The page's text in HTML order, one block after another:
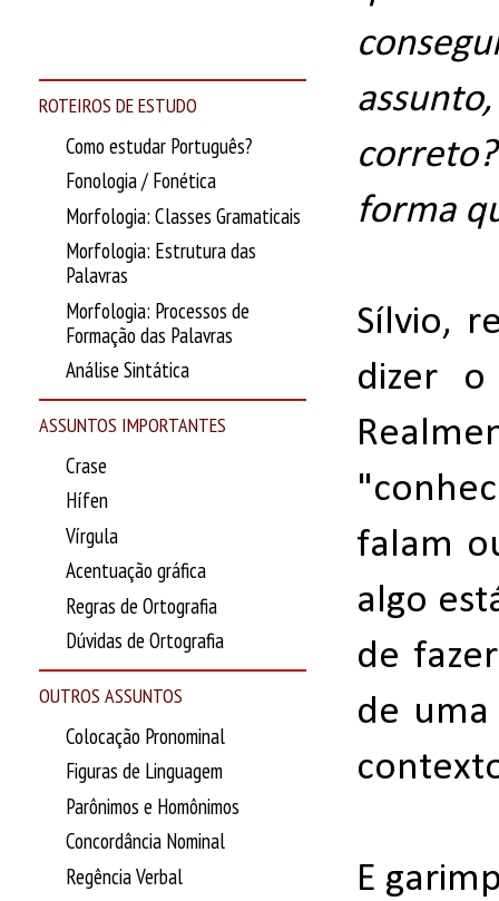
forma
Sílvio,
dizer o
falam
algo
de
de
E
ROTEIROS DE ESTUDO
Como estudar Português?
Fonologia / Fonética
Morfologia: Classes Gramaticais
Morfologia: Estrutura das
Palavras
Morfologia: Processos de
Formação das Palavras
Análise Sintática
ASSUNTOS IMPORTANTES
Crase
Hífen
Vírgula
Acentuação gráfica
Regras de Ortografia
Dúvidas de Ortografia
OUTROS ASSUNTOS
Colocação Pronominal
Figuras de Linguagem
Parônimos e Homônimos
Concordância Nominal
Regência Verbal